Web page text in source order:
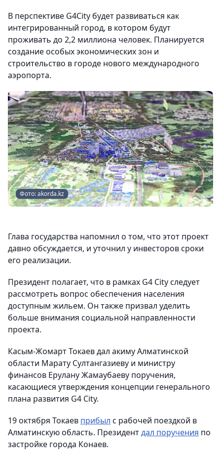
В перспективе G4City будет развиваться как
интегрированный город, в котором будут
проживать до 2,2 миллиона человек. Планируется
создание особых экономических зон и
строительство в городе нового международного
аэропорта.
Фото: akorda.kz
Глава государства напомнил о том, что этот проект
давно обсуждается, и уточнил у инвесторов сроки
его реализации.
Президент полагает, что в рамках G4 City следует
рассмотреть вопрос обеспечения населения
доступным жильем. Он также призвал уделить
больше внимания социальной направленности
проекта.
Касым-Жомарт Токаев дал акиму Алматинской
области Марату Султангазиеву и министру
финансов Ерулану Жамаубаеву поручения,
касающиеся утверждения концепции генерального
плана развития G4 City.
19 октября Токаев прибыл с рабочей поездкой в
Алматинскую область. Президентдал поручения по
застройке города Конаев.